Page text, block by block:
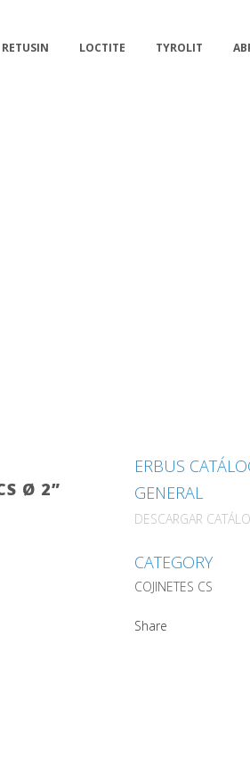
RETUSIN LOCTITE TYROLIT
Ø 2”
ERBUS
GENERAL
DESCARGAR
CATEGORY
COJINETES CS
Share